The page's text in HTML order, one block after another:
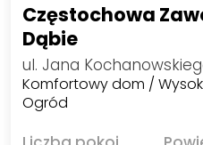
Częstochowa
Dąbie
ul. Jana
Komfortowy dom /
Ogród